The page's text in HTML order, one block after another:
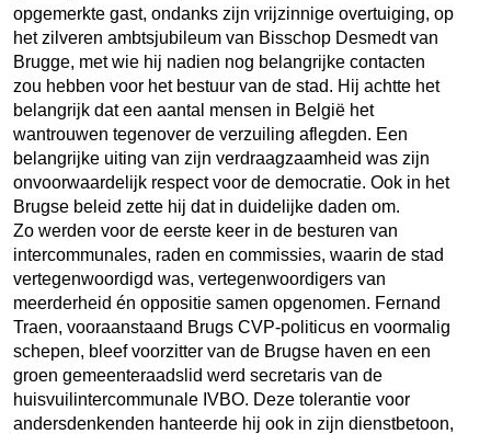
opgemerkte gast, ondanks zijn vrijzinnige overtuiging, op
het zilveren ambtsjubileum van Bisschop Desmedt van
Brugge, met wie hij nadien nog belangrijke contacten
zou hebben voor het bestuur van de stad. Hij achtte het
belangrijk dat een aantal mensen in België het
wantrouwen tegenover de verzuiling aflegden. Een
belangrijke uiting van zijn verdraagzaamheid was zijn
onvoorwaardelijk respect voor de democratie. Ook in het
Brugse beleid zette hij dat in duidelijke daden om.
Zo werden voor de eerste keer in de besturen van
intercommunales, raden en commissies, waarin de stad
vertegenwoordigd was, vertegenwoordigers van
meerderheid én oppositie samen opgenomen. Fernand
Traen, vooraanstaand Brugs CVP-politicus en voormalig
schepen, bleef voorzitter van de Brugse haven en een
groen gemeenteraadslid werd secretaris van de
huisvuilintercommunale IVBO. Deze tolerantie voor
andersdenkenden hanteerde hij ook in zijn dienstbetoon,